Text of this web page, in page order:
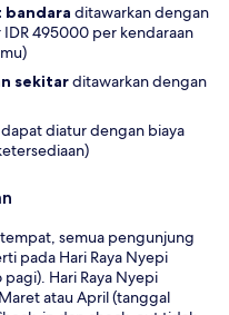
bandara ditawarkan dengan
IDR 495000 per kendaraan
sekitarditawarkan dengan
dapat diatur dengan biaya
semua pengunjung
pada Hari Raya Nyepi
Hari Raya Nyepi
atau April (tanggal